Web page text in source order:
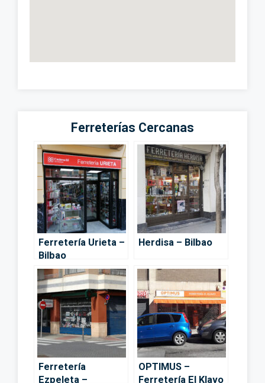
Ferreterías Cercanas
Ferretería Urieta –
Bilbao
Herdisa – Bilbao
Ferretería
Ezpeleta –
OPTIMUS –
Ferretería El Klavo